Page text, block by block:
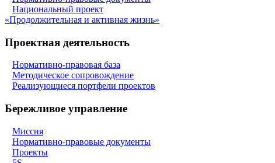
Национальный проект
«Продолжительная и активная жизнь»
Проектная деятельность
Нормативно-правовая база
Методическое сопровождение
Реализующиеся портфели проектов
Бережливое управление
Миссия
Нормативно-правовые документы
Проекты